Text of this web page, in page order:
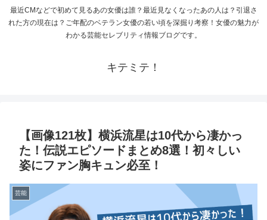
最近CMなどで初めて見るあの女優は誰？最近見なくなったあの人は？引退さ
れた方の現在は？ご年配のベテラン女優の若い頃を深掘り考察！女優の魅力が
わかる芸能セレブリティ情報ブログです。
キテミテ！
【画像121枚】横浜流星は10代から凄かっ
た！伝説エピソードまとめ8選！初々しい
姿にファン胸キュン必至！
芸能